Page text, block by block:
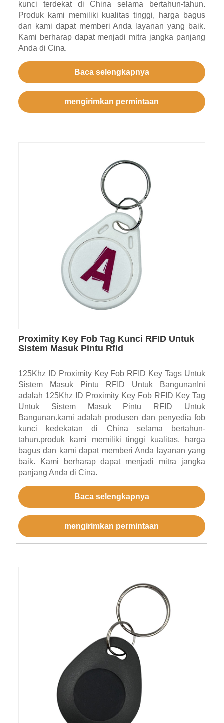
kunci terdekat di China selama bertahun-tahun.
Produk kami memiliki kualitas tinggi, harga bagus
dan kami dapat memberi Anda layanan yang baik.
Kami berharap dapat menjadi mitra jangka panjang
Anda di Cina.
Baca selengkapnya
mengirimkan permintaan
Proximity Key Fob Tag Kunci RFID Untuk
Sistem Masuk Pintu Rfid
125Khz ID Proximity Key Fob RFID Key Tags Untuk
Sistem Masuk Pintu RFID Untuk BangunanIni
adalah 125Khz ID Proximity Key Fob RFID Key Tag
Untuk Sistem Masuk Pintu RFID Untuk
Bangunan.kami adalah produsen dan penyedia fob
kunci kedekatan di China selama bertahun-
tahun.produk kami memiliki tinggi kualitas, harga
bagus dan kami dapat memberi Anda layanan yang
baik. Kami berharap dapat menjadi mitra jangka
panjang Anda di Cina.
Baca selengkapnya
mengirimkan permintaan